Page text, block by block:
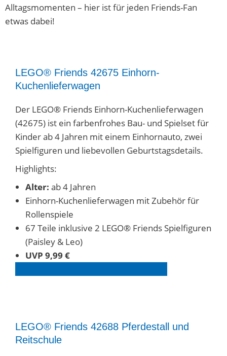
Alltagsmomenten – hier ist für jeden Friends-Fan
etwas dabei!
LEGO® Friends 42675 Einhorn-
Kuchenlieferwagen
Der LEGO® Friends Einhorn-Kuchenlieferwagen
(42675) ist ein farbenfrohes Bau- und Spielset für
Kinder ab 4 Jahren mit einem Einhornauto, zwei
Spielfiguren und liebevollen Geburtstagsdetails.
Highlights:
Alter: ab 4 Jahren
Einhorn-Kuchenlieferwagen mit Zubehör für
Rollenspiele
67 Teile inklusive 2 LEGO® Friends Spielfiguren
(Paisley & Leo)
UVP 9,99 €
LEGO® Friends 42688 Pferdestall und
Reitschule